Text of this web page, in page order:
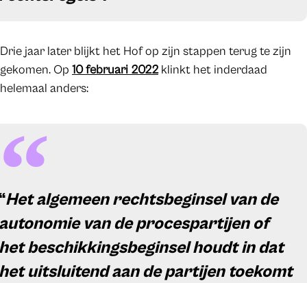
Drie jaar later blijkt het Hof op zijn stappen terug te zijn
gekomen. Op 10 februari 2022klinkt het inderdaad
helemaal anders:
Het algemeen rechtsbeginsel van de
van de procespartijen of
beschikkingsbeginsel houdt in dat
uitsluitend aan de partijen toekomt